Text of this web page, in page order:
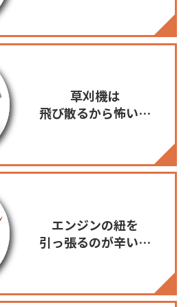
草刈機は
飛び散るから怖い…
エンジンの紐を
引っ張るのが辛い…